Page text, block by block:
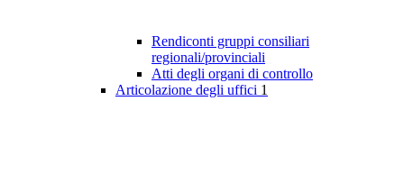
Rendiconti gruppi consiliari
regionali/provinciali
Atti degli organi di controllo
Articolazione degli uffici 1